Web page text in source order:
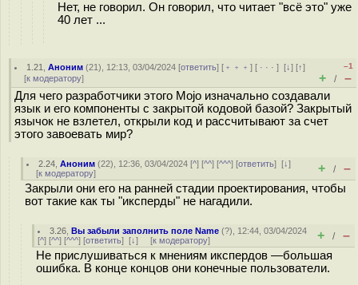
Нет, не говорил. Он говорил, что читает "всё это" уже
40 лет ...
1.21 ,Аноним (21), 12:13, 03/04/2024 [ответить] [ ﹢﹢﹢] [ · · ·][↓] [↑]
[к модератору]
–1
+ / –
Для чего разработчики этого Mojo изначально создавали
язык и его компоненты с закрытой кодовой базой? Закрытый
язычок не взлетел, открыли код и рассчитывают за счет
этого завоевать мир?
2.24 ,Аноним (22), 12:36, 03/04/2024 [^] [^^] [^^^] [ответить][↓]
[к модератору] + / –
Закрыли они его на ранней стадии проектирования, чтобы
вот такие как ты "иксперды" не нагадили.
3.26 ,Вы забыли заполнить поле Name (?), 12:44, 03/04/2024
[^] [^^] [^^^] [ответить] [↓] [к модератору] + / –
Не прислушиваться к мнениям икспердов —большая
ошибка. В конце концов они конечные пользователи.